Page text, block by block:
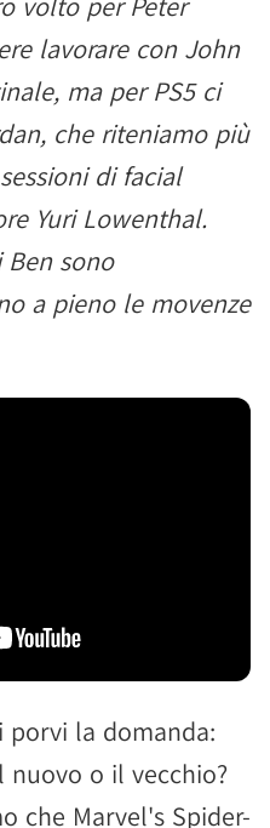
lavorare con John
ma per PS5 ci
che riteniamo più
di facial
Yuri Lowenthal.
sono
a pieno le movenze
porvi la domanda:
nuovo o il vecchio?
che Marvel's Spider-